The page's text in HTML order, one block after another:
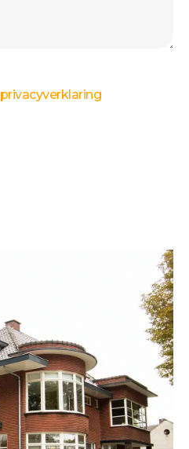
privacyverklaring